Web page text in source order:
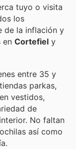
tuyo o visita
los
de la inflación y
en Cortefiel y
entre 35 y
parkas,
vestidos,
No faltan
así como